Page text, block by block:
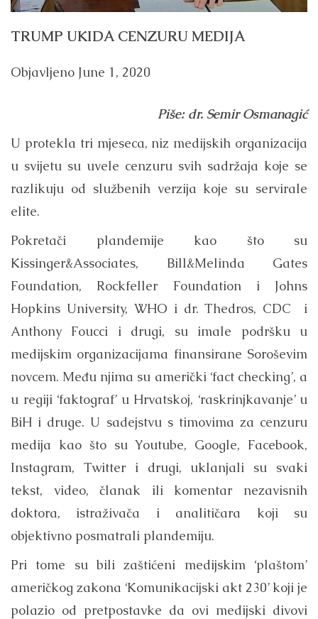
TRUMP UKIDA CENZURU MEDIJA
Objavljeno June 1, 2020
Piše: dr. Semir Osmanagić
U protekla tri mjeseca, niz medijskih organizacija
u svijetu su uvele cenzuru svih sadržaja koje se
razlikuju od službenih verzija koje su servirale
elite.
Pokretači plandemije kao što su
Kissinger&Associates, Bill&Melinda Gates
Foundation, Rockfeller Foundation i Johns
Hopkins University, WHO i dr. Thedros, CDC i
Anthony Foucci i drugi, su imale podršku u
medijskim organizacijama finansirane Soroševim
novcem. Među njima su američki ‘fact checking’, a
u regiji ‘faktograf’ u Hrvatskoj, ‘raskrinjkavanje’ u
BiH i druge. U sadejstvu s timovima za cenzuru
medija kao što su Youtube, Google, Facebook,
Instagram, Twitter i drugi, uklanjali su svaki
tekst, video, članak ili komentar nezavisnih
doktora, istraživača i analitičara koji su
objektivno posmatrali plandemiju.
Pri tome su bili zaštićeni medijskim ‘plaštom’
američkog zakona ‘Komunikacijski akt 230’ koji je
polazio od pretpostavke da ovi medijski divovi